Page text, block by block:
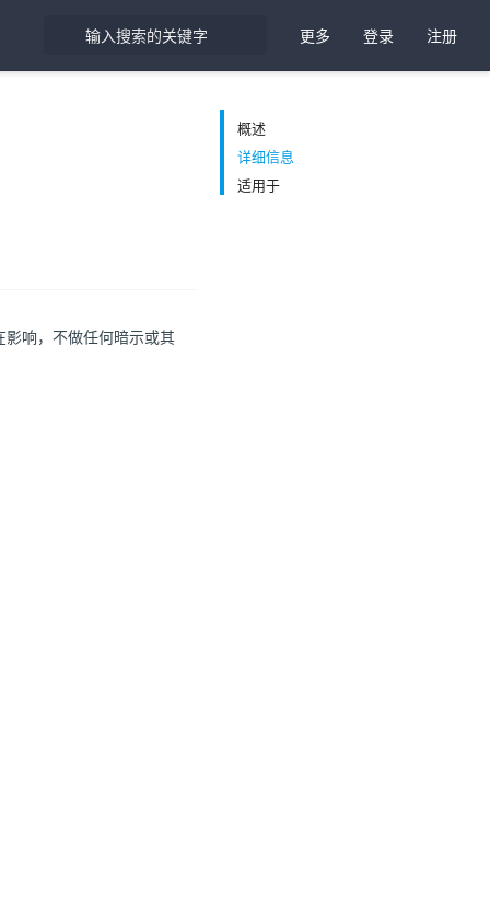
更多 登录 注册
响，不做任何暗示或其
概述
详细信息
适用于